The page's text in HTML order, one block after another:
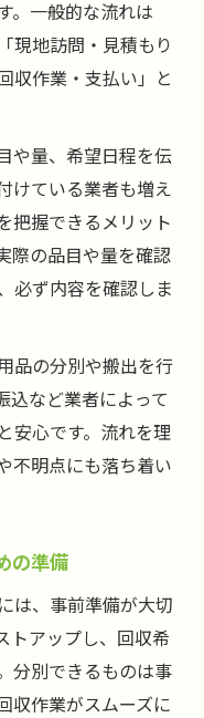
。一般的な流れは
現地訪問・見積もり
作業・支払い」と
や量、希望日程を伝
けている業者も増え
把握できるメリット
際の品目や量を確認
必ず内容を確認しま
品の分別や搬出を行
込など業者によって
安心です。流れを理
不明点にも落ち着い
の準備
は、事前準備が大切
トアップし、回収希
分別できるものは事
収作業がスムーズに